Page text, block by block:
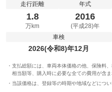
走行距離
1.8
万km
年式
2016
(平成28)年
車検
2026(令和8)年12月
支払総額には、車両本体価格の他、保険料
相当額等、購入時に必要な全ての費用が含ま
当該価格は、登録等の時期や地域などにつ